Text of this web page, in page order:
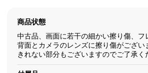
商品状態
中古品、画面に若干の細かい擦り傷、フ
背面とカメラのレンズに擦り傷がござい
きれない部分もございますのでご了承く